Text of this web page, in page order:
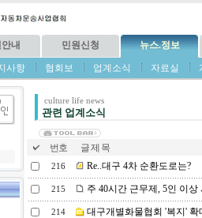
내 민원신청 뉴스.정보
사항 협회보 업계소식 자료실
culture life news
관련 업계소식
번호 글 제 목
216 Re..대구 4차 순환도로는?
215 주 40시간 근무제, 5인 이
214 대구개별화물협회 '복지' 확